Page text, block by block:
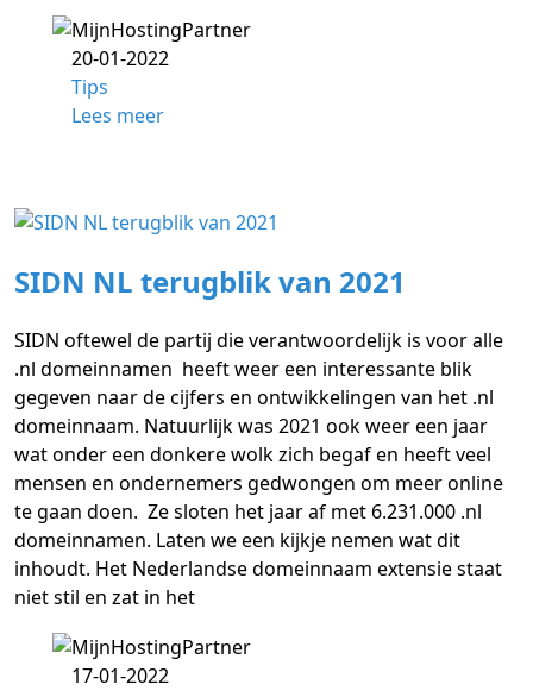
20-01-2022
Tips
Lees meer
SIDN NL terugblik van 2021
SIDN oftewel de partij die verantwoordelijk is voor alle
.nl domeinnamen heeft weer een interessante blik
gegeven naar de cijfers en ontwikkelingen van het .nl
domeinnaam. Natuurlijk was 2021 ook weer een jaar
wat onder een donkere wolk zich begaf en heeft veel
mensen en ondernemers gedwongen om meer online
te gaan doen. Ze sloten het jaar af met 6.231.000 .nl
domeinnamen. Laten we een kijkje nemen wat dit
inhoudt. Het Nederlandse domeinnaam extensie staat
niet stil en zat in het
17-01-2022